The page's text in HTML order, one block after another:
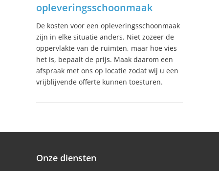
opleveringsschoonmaak
De kosten voor een opleveringsschoonmaak
zijn in elke situatie anders. Niet zozeer de
oppervlakte van de ruimten, maar hoe vies
het is, bepaalt de prijs. Maak daarom een
afspraak met ons op locatie zodat wij u een
vrijblijvende offerte kunnen toesturen.
Onze diensten